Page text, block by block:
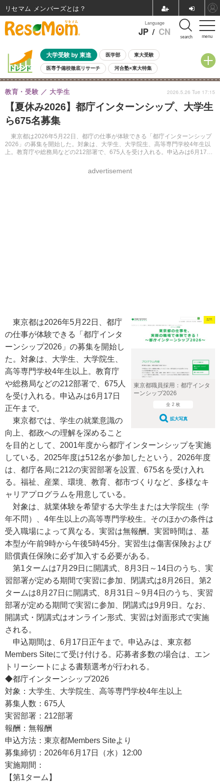
menu
Language
JP / CN search
大学受験 by 東進 医学部 東大受験
医専予備校徹底リサーチ 河合塾×東大特集
親子で考える大学選び 高校受験 中学受験 小学校受験
共通テスト 夏休み
8月開催イベント・WS 全国公立高校 過去問 人気記事
自由研究教材（小学生向け）
【夏休み2026】都庁インターンシップ、大学生
ら675名募集
東京都は2026年5月22日、都庁の仕事が体験できる「都庁インターンシップ
2026」の募集を開始した。対象は、大学生、大学院生、高等専門学校4年生以
上。教育庁や総務局などの212部署で、675人を受け入れる。申込みは6月17日
教育・受験 大学生
advertisement
2026.5.26 Tue 17:15
東京都職員採用：都庁インタ
ーンシップ2026
全 2 枚
拡大写真
東京都は2026年5月22日、都庁
の仕事が体験できる「都庁インタ
ーンシップ2026」の募集を開始し
た。対象は、大学生、大学院生、
高等専門学校4年生以上。教育庁
や総務局などの212部署で、675人
を受け入れる。申込みは6月17日
正午まで。
東京都では、学生の就業意識の
向上、都政への理解を深めること
を目的として、2001年度から都庁インターンシップを実施
している。2025年度は512名が参加したという。2026年度
は、都庁各局に212の実習部署を設置、675名を受け入れ
る。福祉、産業、環境、教育、都市づくりなど、多様なキ
ャリアプログラムを用意している。
対象は、就業体験を希望する大学生または大学院生（学
年不問）、4年生以上の高等専門学校生。そのほかの条件は
受入職場によって異なる。実習は無報酬。実習時間は、基
本型が午前9時から午後5時45分。実習生は傷害保険および
賠償責任保険に必ず加入する必要がある。
第1タームは7月29日に開講式、8月3日～14日のうち、実
習部署が定める期間で実習に参加、閉講式は8月26日。第2
タームは8月27日に開講式、8月31日～9月4日のうち、実習
部署が定める期間で実習に参加、閉講式は9月9日。なお、
開講式・閉講式はオンライン形式、実習は対面形式で実施
される。
申込期間は、6月17日正午まで。申込みは、東京都
Members Siteにて受け付ける。応募者多数の場合は、エン
トリーシートによる書類選考が行われる。
◆都庁インターンシップ2026
対象：大学生、大学院生、高等専門学校4年生以上
募集人数：675人
実習部署：212部署
報酬：無報酬
申込方法：東京都Members Siteより
募集締切：2026年6月17日（水）12:00
実施期間：
【第1ターム】
リセマム メンバーズ